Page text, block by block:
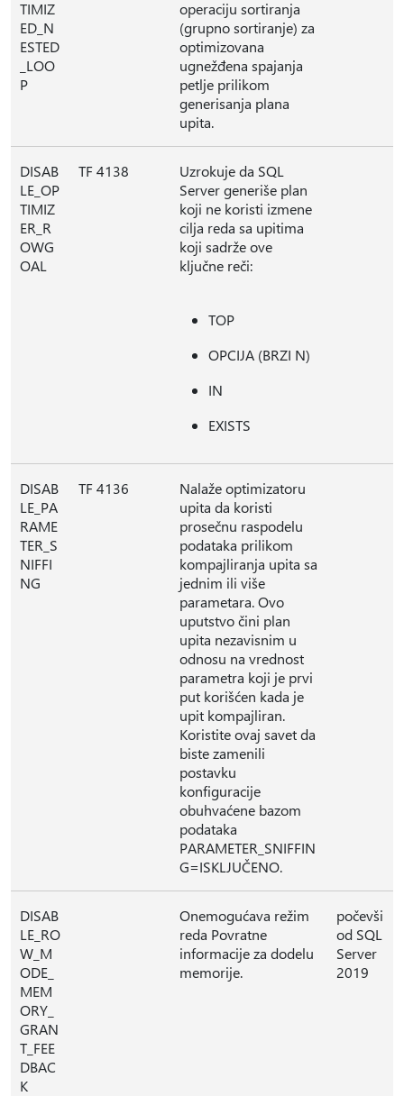
TIMIZ
ED_N
ESTED
_LOO
P
operaciju sortiranja
(grupno sortiranje) za
optimizovana
ugnežđena spajanja
petlje prilikom
generisanja plana
upita.
DISAB
LE_OP
TIMIZ
ER_R
OWG
OAL
TF 4138
Uzrokuje da SQL
Server generiše plan
koji ne koristi izmene
cilja reda sa upitima
koji sadrže ove
ključne reči:
TOP
OPCIJA (BRZI N)
IN
EXISTS
DISAB
LE_PA
RAME
TER_S
NIFFI
NG
TF 4136
Nalaže optimizatoru
upita da koristi
prosečnu raspodelu
podataka prilikom
kompajliranja upita sa
jednim ili više
parametara. Ovo
uputstvo čini plan
upita nezavisnim u
odnosu na vrednost
parametra koji je prvi
put korišćen kada je
upit kompajliran.
Koristite ovaj savet da
biste zamenili
postavku
konfiguracije
obuhvaćene bazom
podataka
PARAMETER_SNIFFIN
G=ISKLJUČENO.
DISAB
LE_RO
W_M
ODE_
MEM
ORY_
GRAN
T_FEE
DBAC
K
Onemogućava režim
reda Povratne
informacije za dodelu
memorije.
počevši
od SQL
Server
2019